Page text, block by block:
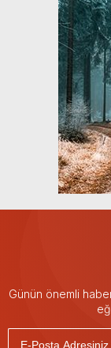
Günün önemli